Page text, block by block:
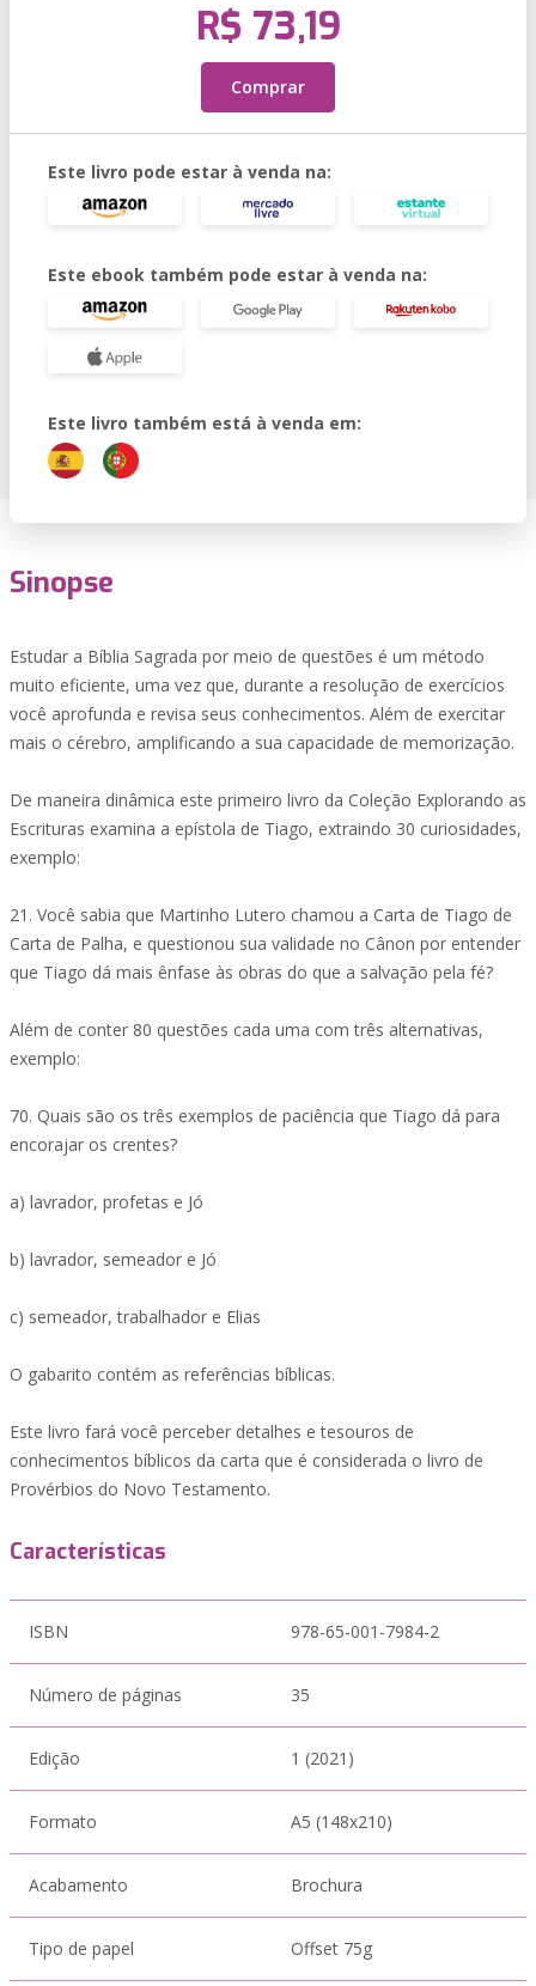
R$ 73,19
Comprar
Este livro pode estar à venda na:
Este ebook também pode estar à venda na:
Este livro também está à venda em:
Sinopse
Estudar a Bíblia Sagrada por meio de questões é um método
muito eficiente, uma vez que, durante a resolução de exercícios
você aprofunda e revisa seus conhecimentos. Além de exercitar
mais o cérebro, amplificando a sua capacidade de memorização.
De maneira dinâmica este primeiro livro da Coleção Explorando as
Escrituras examina a epístola de Tiago, extraindo 30 curiosidades,
exemplo:
21. Você sabia que Martinho Lutero chamou a Carta de Tiago de
Carta de Palha, e questionou sua validade no Cânon por entender
que Tiago dá mais ênfase às obras do que a salvação pela fé?
Além de conter 80 questões cada uma com três alternativas,
exemplo:
70. Quais são os três exemplos de paciência que Tiago dá para
encorajar os crentes?
a) lavrador, profetas e Jó
b) lavrador, semeador e Jó
c) semeador, trabalhador e Elias
O gabarito contém as referências bíblicas.
Este livro fará você perceber detalhes e tesouros de
conhecimentos bíblicos da carta que é considerada o livro de
Provérbios do Novo Testamento.
Características
ISBN 978-65-001-7984-2
Número de páginas 35
Edição 1 (2021)
Formato A5 (148x210)
Acabamento Brochura
Tipo de papel Offset 75g